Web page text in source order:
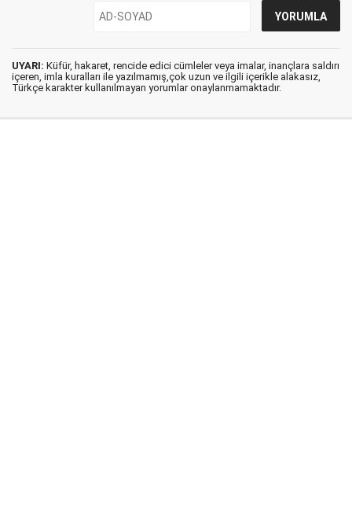
UYARI: Küfür, hakaret, rencide edici cümleler veya imalar, inançlara saldırı
içeren, imla kuralları ile yazılmamış,çok uzun ve ilgili içerikle alakasız,
Türkçe karakter kullanılmayan yorumlar onaylanmamaktadır.